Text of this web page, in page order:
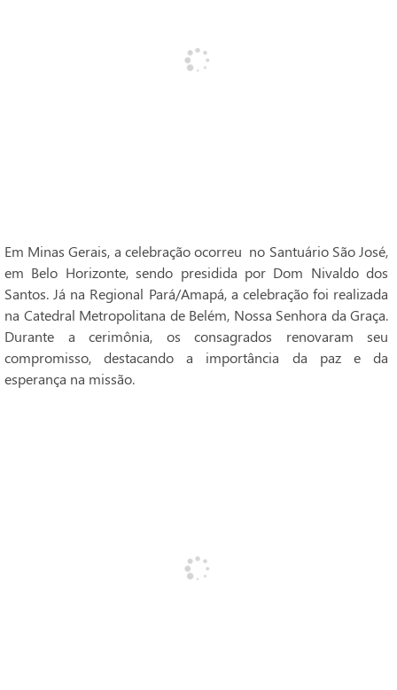
Em Minas Gerais, a celebração ocorreu no Santuário São José,
em Belo Horizonte, sendo presidida por Dom Nivaldo dos
Santos. Já na Regional Pará/Amapá, a celebração foi realizada
na Catedral Metropolitana de Belém, Nossa Senhora da Graça.
Durante a cerimônia, os consagrados renovaram seu
compromisso, destacando a importância da paz e da
esperança na missão.